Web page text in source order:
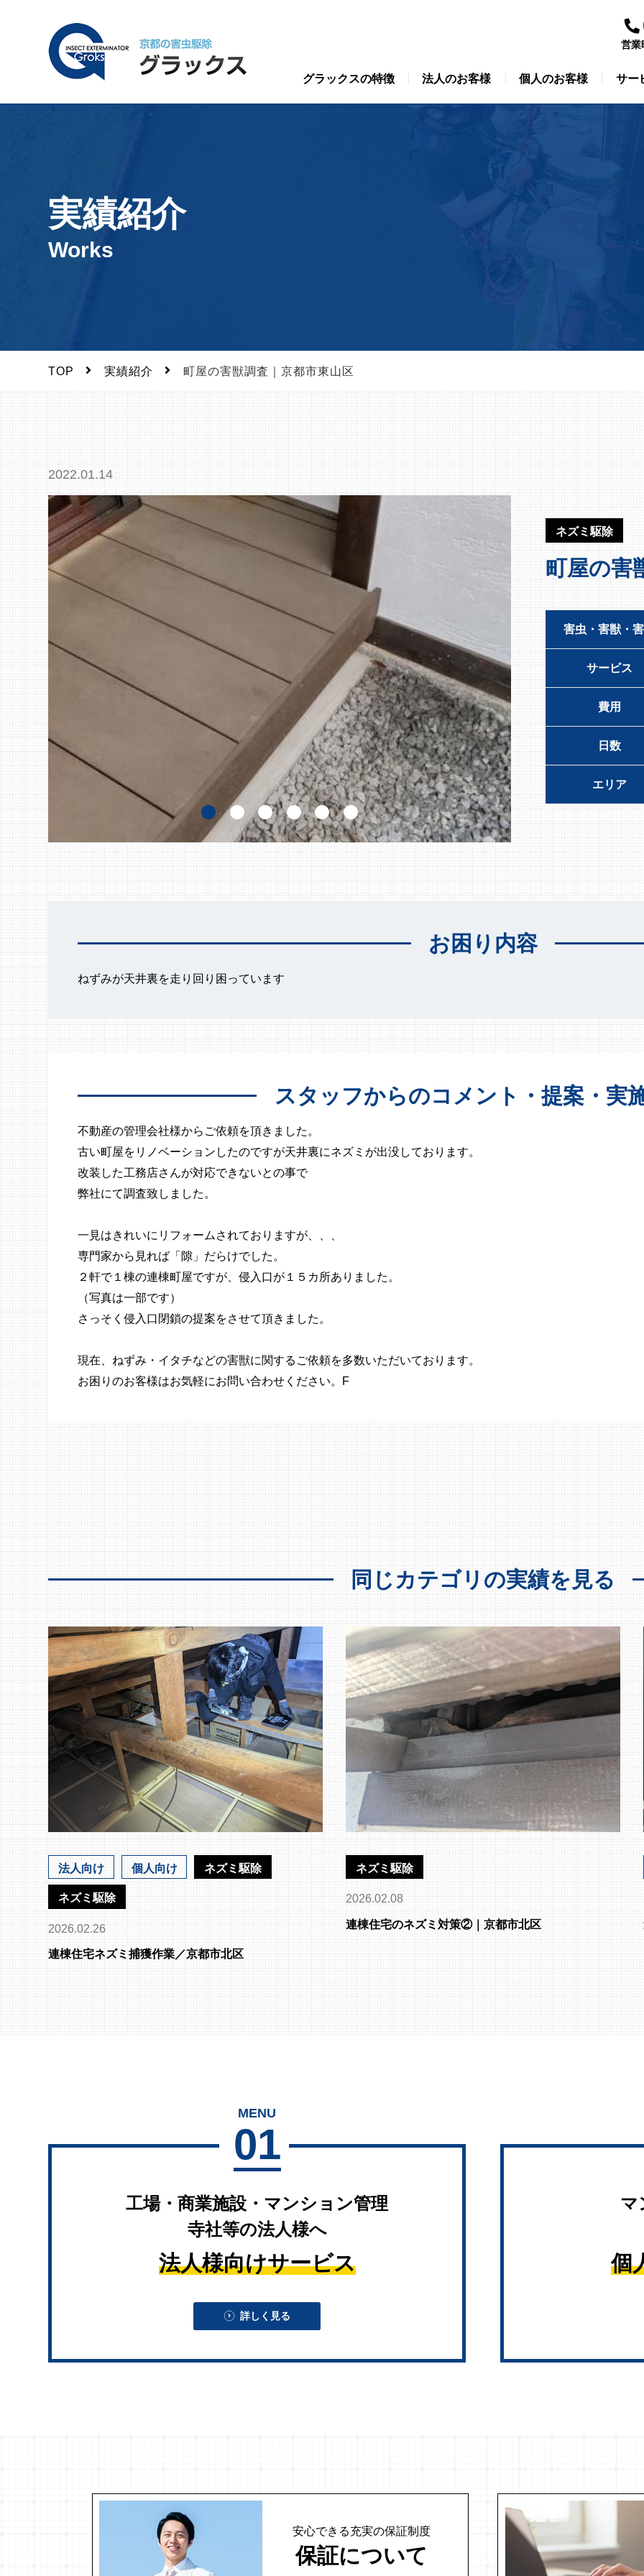
グラックスの特徴 法人のお客様 個人のお客様 サー
営業
実績紹介
Works
TOP 実績紹介 町屋の害獣調査｜京都市東山区
2022.01.14
ネズミ駆除
町屋の害
害虫・害獣・
サービス
費用
日数
エリア
お困り内容
ねずみが天井裏を走り回り困っています
スタッフからのコメント・提案・ 実
不動産の管理会社様からご依頼を頂きました。
古い町屋をリノベーションしたのですが天井裏にネズミが出没しております。
改装した工務店さんが対応できないとの事で
弊社にて調査致しました。
一見はきれいにリフォームされておりますが、、、
専門家から見れば「隙」だらけでした。
２軒で１棟の連棟町屋ですが、侵入口が１５カ所ありました。
（写真は一部です）
さっそく侵入口閉鎖の提案をさせて頂きました。
現在、ねずみ・イタチなどの害獣に関するご依頼を多数いただいております。
お困りのお客様はお気軽にお問い合わせください。F
同じカテゴリの実績を見る
法人向け 個人向け ネズミ駆除
ネズミ駆除
2026.02.26
連棟住宅ネズミ捕獲作業／京都市北区
ネズミ駆除
2026.02.08
連棟住宅のネズミ対策②｜京都市北区
MENU
01
工場・商業施設・マンション管理
寺社等の法人様へ
法人様向けサービス
詳しく見る
マ
個
安心できる充実の保証制度
保証について